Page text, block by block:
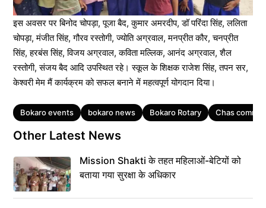
इस अवसर पर बिनोद चोपड़ा, पूजा बैद, कुमार अमरदीप, डॉ परिंदा सिंह, ललिता
चोपड़ा, मंजीत सिंह, गौरव रस्तोगी, ज्योति अग्रवाल, मनप्रीत कौर, चनप्रीत
सिंह, हरबंस सिंह, विजय अग्रवाल, कविता मल्लिक, आनंद अग्रवाल, शैल
रस्तोगी, संजय बैद आदि उपस्थित रहे। स्कूल के शिक्षक राजेश सिंह, तपन सर,
केश्वरी मेम मैं कार्यक्रम को सफल बनाने में महत्वपूर्ण योगदान दिया।
Tags
Bokaro events bokaro news Bokaro Rotary Chas
Other Latest News
Mission Shakti के तहत महिलाओं-बेटियों को
बताया गया सुरक्षा के अधिकार